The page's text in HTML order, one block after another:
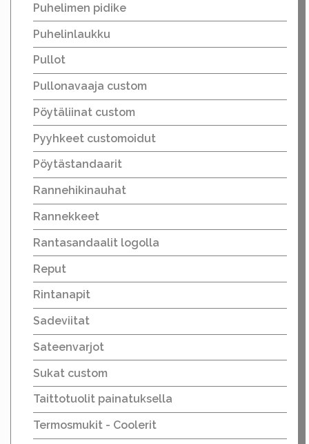
Puhelimen pidike
Puhelinlaukku
Pullot
Pullonavaaja custom
Pöytäliinat custom
Pyyhkeet customoidut
Pöytästandaarit
Rannehikinauhat
Rannekkeet
Rantasandaalit logolla
Reput
Rintanapit
Sadeviitat
Sateenvarjot
Sukat custom
Taittotuolit painatuksella
Termosmukit - Coolerit